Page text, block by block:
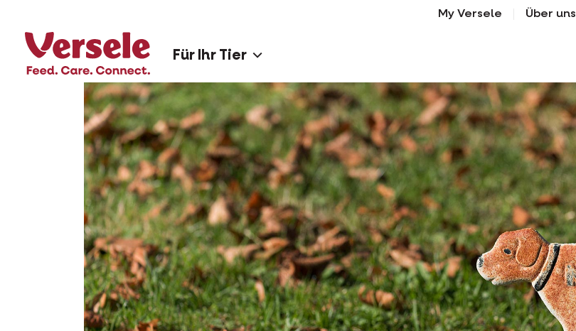
My Versele Über uns
Für Ihr Tier